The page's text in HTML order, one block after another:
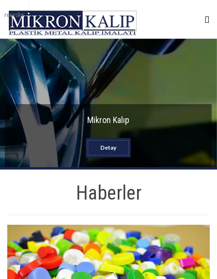
reorder
Mikron Kalıp
Detay
Haberler